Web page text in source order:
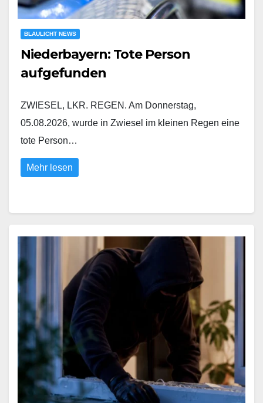
BLAULICHT NEWS
Niederbayern: Tote Person
aufgefunden
ZWIESEL, LKR. REGEN. Am Donnerstag,
05.08.2026, wurde in Zwiesel im kleinen Regen eine
tote Person…
Mehr lesen